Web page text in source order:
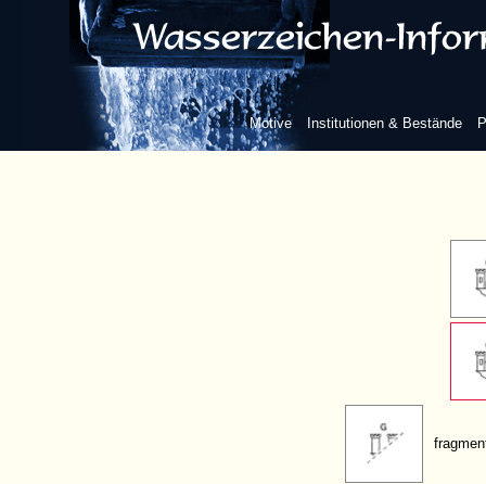
Motive Institutionen & Bestände
ohne